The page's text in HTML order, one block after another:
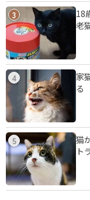
3
18
老
4
家
る
5
猫
ト